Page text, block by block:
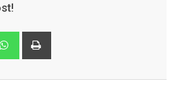
Whatsapp